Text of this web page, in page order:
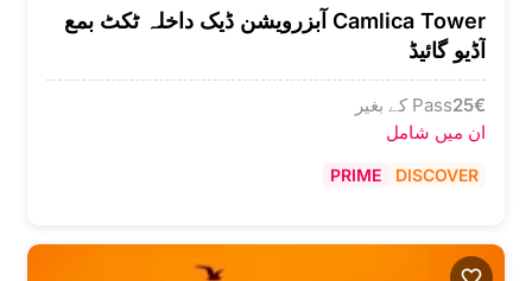
Camlica Tower آبزرویشن ڈیک داخلہ ٹکٹ بمع
آڈیو گائیڈ
€
25Pass کے بغیر
ان میں شامل
DISCOVER
PRIME